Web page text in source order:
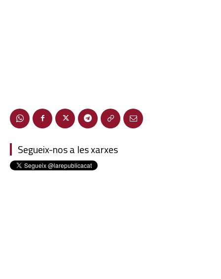
Segueix-nos a les xarxes